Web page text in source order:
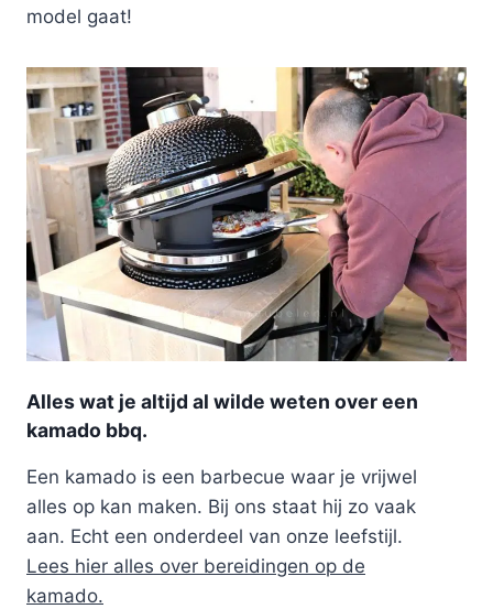
model gaat!
Alles wat je altijd al wilde weten over een
kamado bbq.
Een kamado is een barbecue waar je vrijwel
alles op kan maken. Bij ons staat hij zo vaak
aan. Echt een onderdeel van onze leefstijl.
Lees hier alles over bereidingen op de
kamado.